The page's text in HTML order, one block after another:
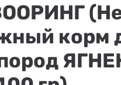
корм